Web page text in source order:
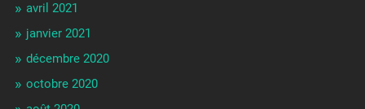
avril 2021
janvier 2021
décembre 2020
octobre 2020